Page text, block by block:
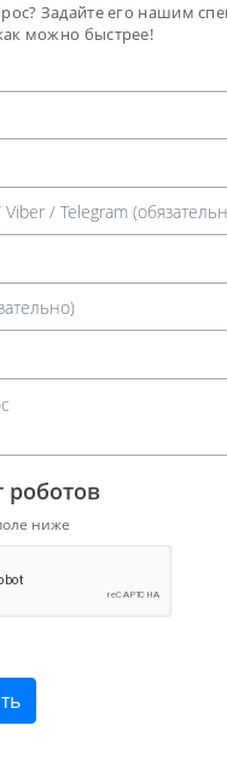
Задайте его нашим
можно быстрее!
роботов
ниже